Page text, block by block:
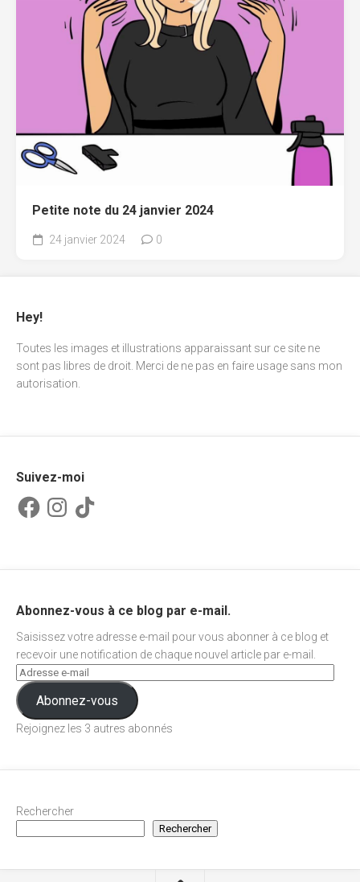
Petite note du 24 janvier 2024
24 janvier 2024 0
Hey!
Toutes les images et illustrations apparaissant sur ce site ne
sont pas libres de droit. Merci de ne pas en faire usage sans mon
autorisation.
Suivez-moi
FacebookInstagram
TikTok
Abonnez-vous à ce blog par e-mail.
Saisissez votre adresse e-mail pour vous abonner à ce blog et
recevoir une notification de chaque nouvel article par e-mail.
Abonnez-vous
Rejoignez les 3 autres abonnés
Rechercher
Rechercher